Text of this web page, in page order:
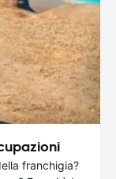
franchigia?